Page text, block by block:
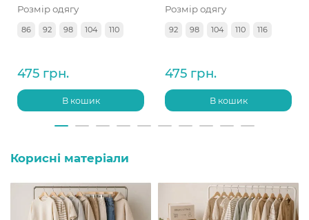
Розмір одягу
86 92 98 104 110
475 грн.
В кошик
Розмір одягу
92 98 104 110 116
475 грн.
В кошик
Корисні матеріали